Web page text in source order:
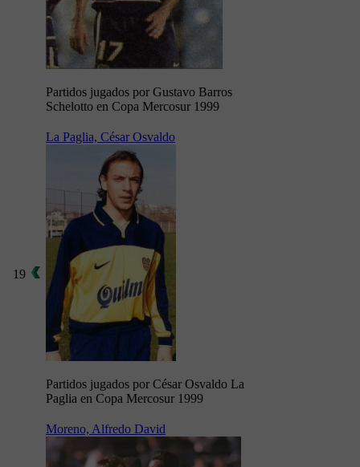
Partidos jugados por Gustavo Barros
Schelotto en Copa Mercosur 1999
19
La Paglia, César Osvaldo
Partidos jugados por César Osvaldo La
Paglia en Copa Mercosur 1999
Moreno, Alfredo David